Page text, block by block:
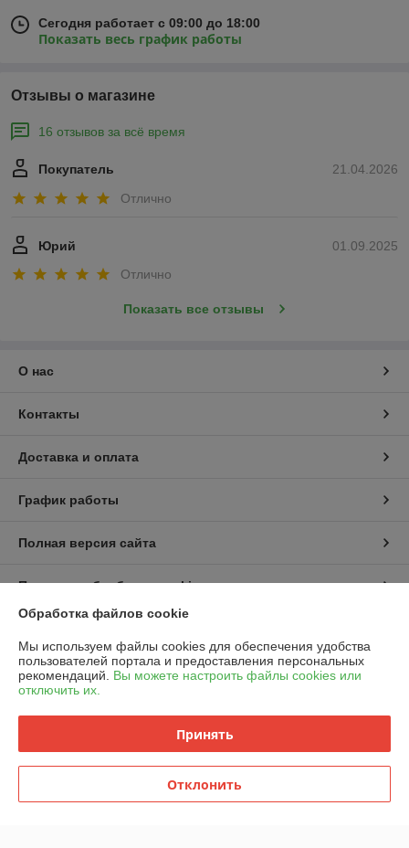
Сегодня работает с 09:00 до 18:00
Показать весь график работы
Отзывы о магазине
16 отзывов за всё время
21.04.2026
Покупатель
Отлично
01.09.2025
Юрий
Отлично
Показать все отзывы
О нас
Контакты
Доставка и оплата
График работы
Полная версия сайта
Политика обработки cookies
Информация для покупателя
ООО "Горячий металл"
г.ГРОДНО, ул.ЛИДСКАЯ, дом 15 А, 230025, РЕСПУБЛИКА БЕЛАРУСЬ,
ГРОДНЕНСКАЯ обл
Обработка файлов cookie
Мы используем файлы cookies для обеспечения удобства
пользователей портала и предоставления персональных
рекомендаций. Вы можете настроить файлы cookies или
отключить их.
Принять
Отклонить